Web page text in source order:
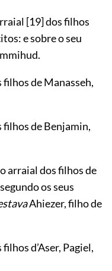
[19]dos filhos
e sobre o seu
filhos de Manasseh,
filhos de Benjamin,
arraial dos filhos de
os seus
Ahiezer, filho de
d’Aser, Pagiel,